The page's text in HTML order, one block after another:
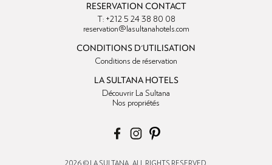
RESERVATION CONTACT
T: +212 5 24 38 80 08
reservation@lasultanahotels.com
CONDITIONS D'UTILISATION
Conditions de réservation
LA SULTANA HOTELS
Découvrir La Sultana
Nos propriétés
2026 © LA SULTANA , ALL RIGHTS RESERVED.